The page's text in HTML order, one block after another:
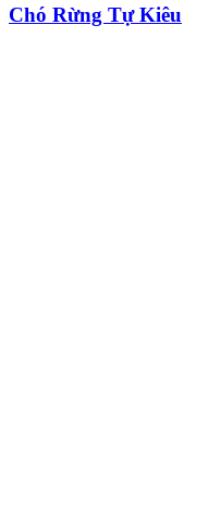
Chó Rừng Tự Kiêu